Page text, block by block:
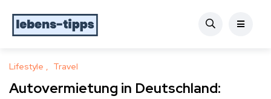
Lifestyle Travel
Autovermietung in Deutschland: